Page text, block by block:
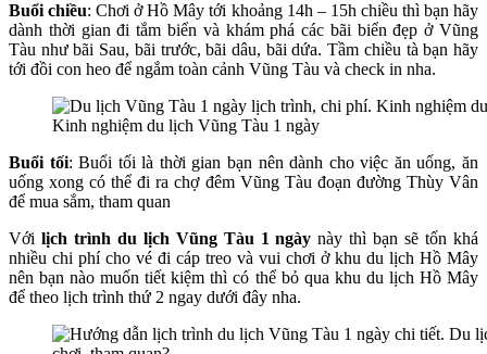
Buổi chiều: Chơi ở Hồ Mây tới khoảng 14h – 15h chiều thì bạn hãy
dành thời gian đi tắm biển và khám phá các bãi biển đẹp ở Vũng
Tàu như bãi Sau, bãi trước, bãi dâu, bãi dứa. Tầm chiều tà bạn hãy
tới đồi con heo để ngắm toàn cảnh Vũng Tàu và check in nha.
Kinh nghiệm du lịch Vũng Tàu 1 ngày
Buổi tối: Buổi tối là thời gian bạn nên dành cho việc ăn uống, ăn
uống xong có thể đi ra chợ đêm Vũng Tàu đoạn đường Thùy Vân
để mua sắm, tham quan
Với lịch trình du lịch Vũng Tàu 1 ngày này thì bạn sẽ tốn khá
nhiều chi phí cho vé đi cáp treo và vui chơi ở khu du lịch Hồ Mây
nên bạn nào muốn tiết kiệm thì có thể bỏ qua khu du lịch Hồ Mây
để theo lịch trình thứ 2 ngay dưới đây nha.